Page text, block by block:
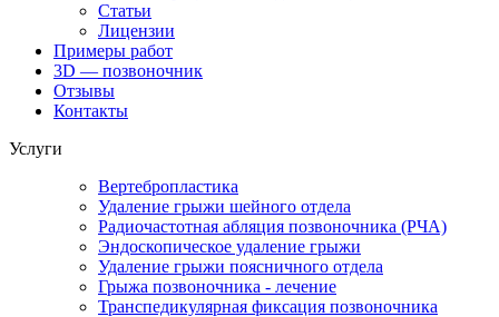
Статьи
Лицензии
Примеры работ
3D — позвоночник
Отзывы
Контакты
Услуги
Вертебропластика
Удаление грыжи шейного отдела
Радиочастотная абляция позвоночника (РЧА)
Эндоскопическое удаление грыжи
Удаление грыжи поясничного отдела
Грыжа позвоночника - лечение
Транспедикулярная фиксация позвоночника